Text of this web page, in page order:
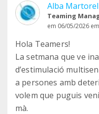
Alba
Teaming
em 06/05/2026
Hola Teamers!
La setmana que ve
d’estimulació
a persones amb
volem que puguis
mà.